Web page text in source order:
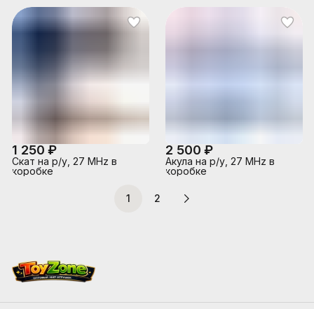
1 250 ₽
Скат на р/у, 27 MHz в
коробке
2 500 ₽
Акула на р/у, 27 MHz в
коробке
1 2